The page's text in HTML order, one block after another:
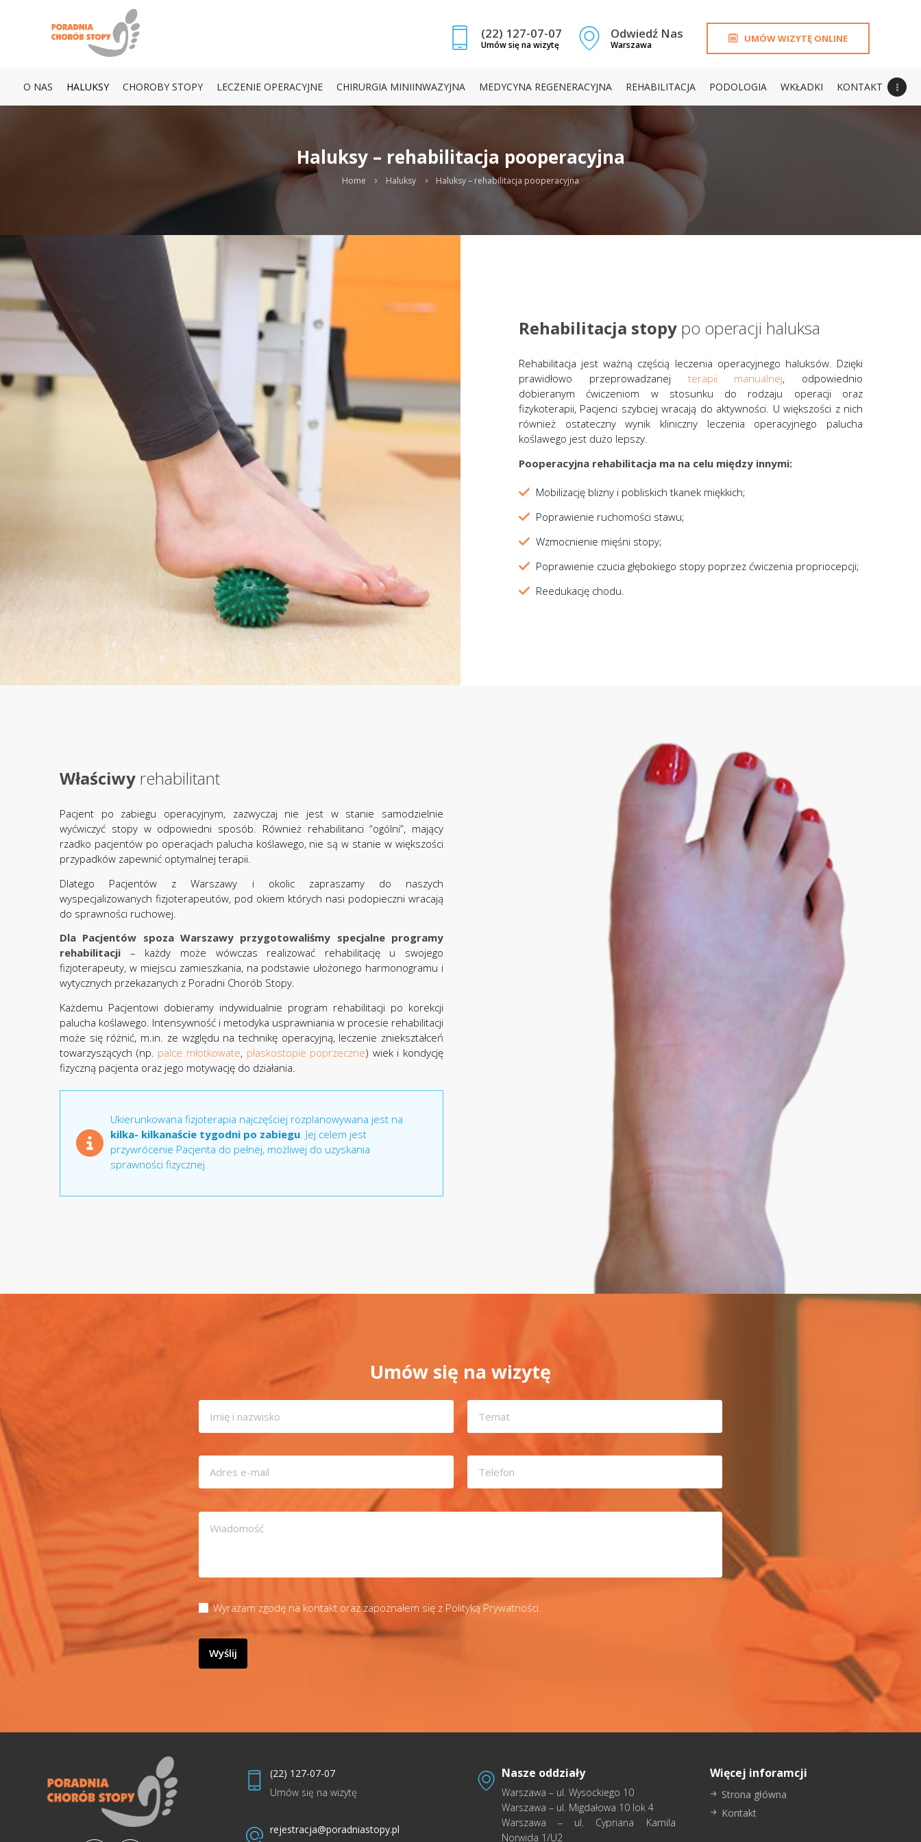
(22) 127-07-07
Umów się na wizytę
Odwiedź Nas
Warszawa
UMÓW WIZYTĘ ONLINE
O NAS HALUKSY CHOROBY STOPY LECZENIE OPERACYJNE CHIRURGIA MINIINWAZYJNA MEDYCYNA REGENERACYJNA REHABILITACJA PODOLOGIA WKŁADKI KONTAKT
Haluksy – rehabilitacja pooperacyjna
Home Haluksy Haluksy – rehabilitacja pooperacyjna
CHOROBY STOPY
LECZENIE OPERACYJNE
CHIRURGIA
MINIINWAZYJNA
REGENERACYJNA
REHABILITACJA
PODOLOGIA
WKŁADKI
KONTAKT
UMÓW WIZYTĘ ONLINE
Rehabilitacja stopy po operacji haluksa
Rehabilitacja jest ważną częścią leczenia operacyjnego haluksów. Dzięki
prawidłowo przeprowadzanej terapii manualnej, odpowiednio
dobieranym ćwiczeniom w stosunku do rodzaju operacji oraz
fizykoterapii, Pacjenci szybciej wracają do aktywności. U większości z nich
również ostateczny wynik kliniczny leczenia operacyjnego palucha
koślawego jest dużo lepszy.
Pooperacyjna rehabilitacja ma na celu między innymi:
Mobilizację blizny i pobliskich tkanek miękkich;
Poprawienie ruchomości stawu;
Wzmocnienie mięśni stopy;
Poprawienie czucia głębokiego stopy poprzez ćwiczenia propriocepcji;
Reedukację chodu.
Właściwy rehabilitant
Pacjent po zabiegu operacyjnym, zazwyczaj nie jest w stanie samodzielnie
wyćwiczyć stopy w odpowiedni sposób. Również rehabilitanci “ogólni”, mający
rzadko pacjentów po operacjach palucha koślawego, nie są w stanie w większości
przypadków zapewnić optymalnej terapii.
Dlatego Pacjentów z Warszawy i okolic zapraszamy do naszych
wyspecjalizowanych fizjoterapeutów, pod okiem których nasi podopieczni wracają
do sprawności ruchowej.
Dla Pacjentów spoza Warszawy przygotowaliśmy specjalne programy
rehabilitacji – każdy może wówczas realizować rehabilitację u swojego
fizjoterapeuty, w miejscu zamieszkania, na podstawie ułożonego harmonogramu i
wytycznych przekazanych z Poradni Chorób Stopy.
Każdemu Pacjentowi dobieramy indywidualnie program rehabilitacji po korekcji
palucha koślawego. Intensywność i metodyka usprawniania w procesie rehabilitacji
może się różnić, m.in. ze względu na technikę operacyjną, leczenie zniekształceń
towarzyszących (np. palce młotkowate, płaskostopie poprzeczne) wiek i kondycję
fizyczną pacjenta oraz jego motywację do działania.
Ukierunkowana fizjoterapia najczęściej rozplanowywana jest na
kilka- kilkanaście tygodni po zabiegu . Jej celem jest
przywrócenie Pacjenta do pełnej, możliwej do uzyskania
sprawności fizycznej.
Umów się na wizytę
Wyrażam zgodę na kontakt oraz zapoznałem się z Polityką Prywatności.
(22) 127-07-07
Umów się na wizytę
rejestracja@poradniastopy.pl
Nasze oddziały
Warszawa – ul. Wysockiego 10
Warszawa – ul. Migdałowa 10 lok 4
Warszawa – ul. Cypriana Kamila
Norwida 1/U2
Więcej inforamcji
Strona główna
Kontakt